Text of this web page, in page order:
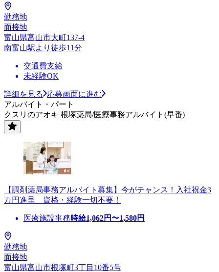
勤務地
面接地
富山県富山市大町137-4
南富山駅より徒歩11分
交通費支給
未経験OK
詳細を見る
応募画面に進む
アルバイト・パート
クスリのアオキ 根塚薬局/医療事務アルバイト(早番)
【調剤薬局事務アルバイト募集】今がチャンス！入社祝金3
万円進呈 資格・経験一切不要！
医療施設事務時給1,062円〜1,580円
勤務地
面接地
富山県富山市根塚町3丁目10番5号